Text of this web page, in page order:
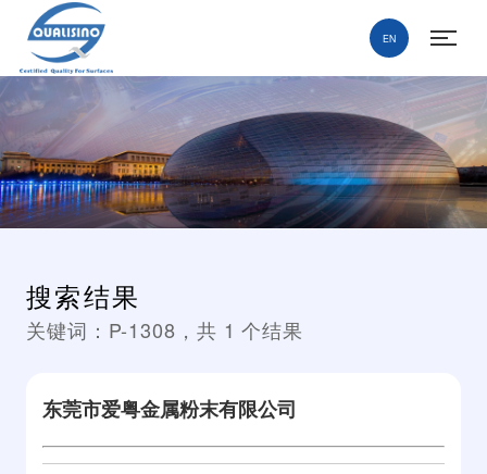
EN
搜索结果
关键词： P-1308 ，共 1 个结果
东莞市爱粤金属粉末有限公司